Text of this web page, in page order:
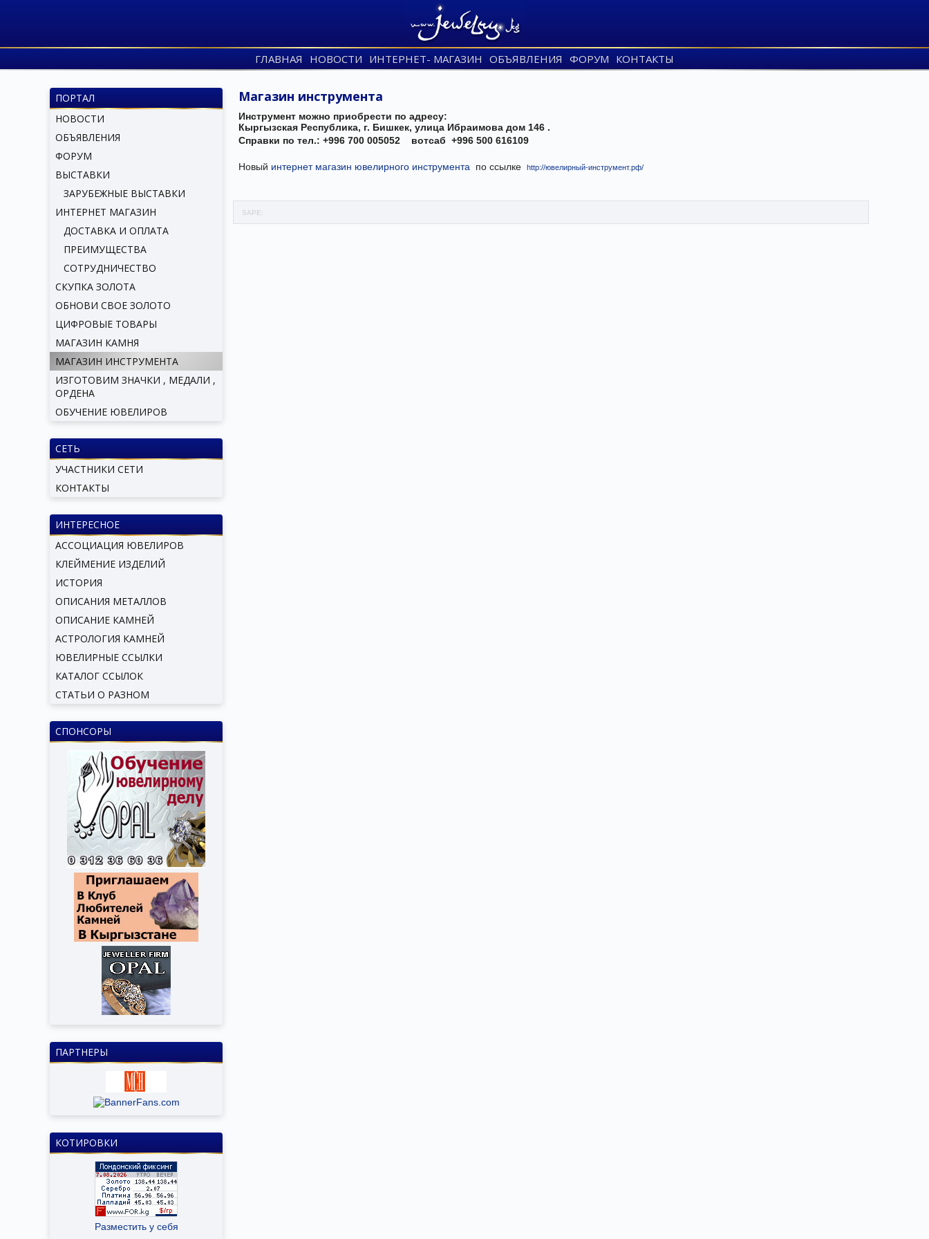
ГЛАВНАЯ НОВОСТИ ИНТЕРНЕТ- МАГАЗИН ОБЪЯВЛЕНИЯ ФОРУМ КОНТАКТЫ
ПОРТАЛ
НОВОСТИ
ОБЪЯВЛЕНИЯ
ФОРУМ
ВЫСТАВКИ
ЗАРУБЕЖНЫЕ ВЫСТАВКИ
ИНТЕРНЕТ МАГАЗИН
ДОСТАВКА И ОПЛАТА
ПРЕИМУЩЕСТВА
СОТРУДНИЧЕСТВО
СКУПКА ЗОЛОТА
ОБНОВИ СВОЕ ЗОЛОТО
ЦИФРОВЫЕ ТОВАРЫ
МАГАЗИН КАМНЯ
МАГАЗИН ИНСТРУМЕНТА
ИЗГОТОВИМ ЗНАЧКИ , МЕДАЛИ ,
ОРДЕНА
ОБУЧЕНИЕ ЮВЕЛИРОВ
СЕТЬ
УЧАСТНИКИ СЕТИ
КОНТАКТЫ
ИНТЕРЕСНОЕ
АССОЦИАЦИЯ ЮВЕЛИРОВ
КЛЕЙМЕНИЕ ИЗДЕЛИЙ
ИСТОРИЯ
ОПИСАНИЯ МЕТАЛЛОВ
ОПИСАНИЕ КАМНЕЙ
АСТРОЛОГИЯ КАМНЕЙ
ЮВЕЛИРНЫЕ ССЫЛКИ
КАТАЛОГ ССЫЛОК
СТАТЬИ О РАЗНОМ
СПОНСОРЫ
ПАРТНЕРЫ
КОТИРОВКИ
Разместить у себя
Магазин инструмента
Инструмент можно приобрести по адресу:
Кыргызская Республика, г. Бишкек, улица Ибраимова дом 146 .
Справки по тел.: +996 700 005052 вотсаб +996 500 616109
Новый интернет магазин ювелирного инструмента по ссылке http://ювелирный-инструмент.рф/
SAPE: